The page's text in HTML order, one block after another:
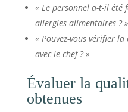
« Le personnel a-t-il été
allergies alimentaires ? »
« Pouvez-vous vérifier
avec le chef ? »
Évaluer la
obtenues